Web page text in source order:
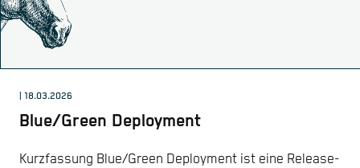
| 18.03.2026
Blue/Green Deployment
Kurzfassung Blue/Green Deployment ist eine Release-